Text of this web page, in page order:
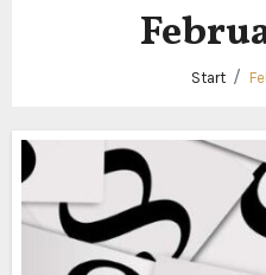
Start